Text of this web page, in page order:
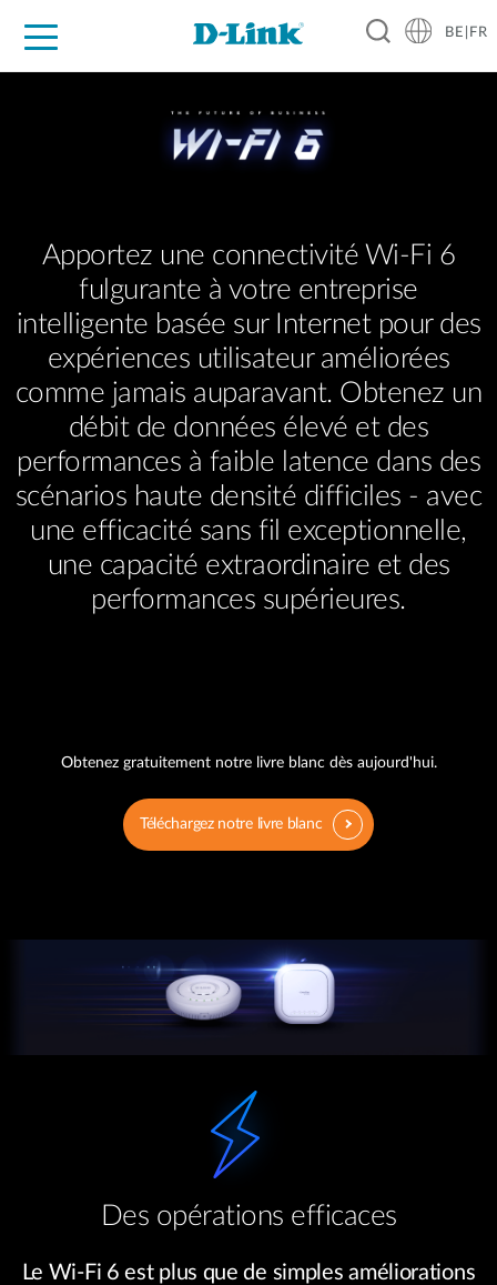
BE|FR
Apportez une connectivité Wi-Fi 6
fulgurante à votre entreprise
intelligente basée sur Internet pour des
expériences utilisateur améliorées
comme jamais auparavant. Obtenez un
débit de données élevé et des
performances à faible latence dans des
scénarios haute densité difficiles - avec
une efficacité sans fil exceptionnelle,
une capacité extraordinaire et des
performances supérieures.
Obtenez gratuitement notre livre blanc dès aujourd'hui.
Téléchargez notre livre blanc
Des opérations efficaces
Le Wi-Fi 6 est plus que de simples améliorations